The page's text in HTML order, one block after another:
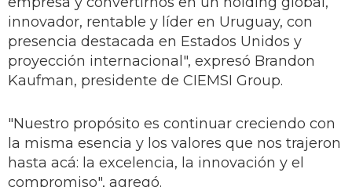
innovador, rentable y líder en Uruguay, con
presencia destacada en Estados Unidos y
proyección internacional", expresó Brandon
Kaufman, presidente de CIEMSI Group.
"Nuestro propósito es continuar creciendo con
la misma esencia y los valores que nos trajeron
hasta acá: la excelencia, la innovación y el
compromiso", agregó.